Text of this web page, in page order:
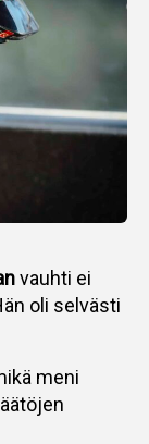
vauhti ei
oli selvästi
meni